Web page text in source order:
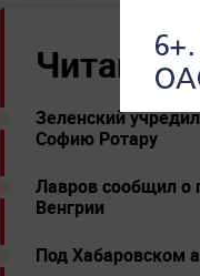
Читайте
Зеленский
Софию Ротару
Лавров сообщил о
Венгрии
Под Хабаровском